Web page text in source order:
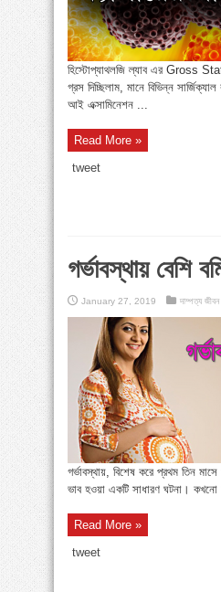
হিস্টোপ্যাথলজি ল্যাব এর Gross
গ্রস দিচ্ছিলাম, মানে বিভিন্ন
আই এক্সামিনেশন ...
Read More »
tweet
গর্ভাবস্থায় বেশি
January 27, 2019 দাম্পত্য জীবন
গর্ভাবস্থায়, বিশেষ করে প্রথম তিন
ভাব হওয়া একটি সাধারণ ঘটনা।
Read More »
tweet